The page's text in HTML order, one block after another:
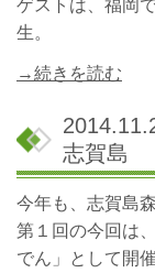
ゲストは、福岡
生。
→続きを読む
志賀島
今年も、志賀島
第１回の今回は
でん」として開催